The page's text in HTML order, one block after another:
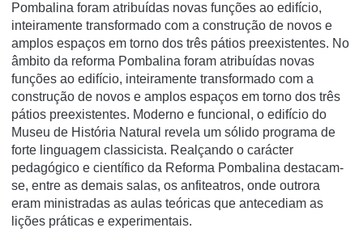
Pombalina foram atribuídas novas funções ao edifício,
inteiramente transformado com a construção de novos e
amplos espaços em torno dos três pátios preexistentes. No
âmbito da reforma Pombalina foram atribuídas novas
funções ao edifício, inteiramente transformado com a
construção de novos e amplos espaços em torno dos três
pátios preexistentes. Moderno e funcional, o edifício do
Museu de História Natural revela um sólido programa de
forte linguagem classicista. Realçando o carácter
pedagógico e científico da Reforma Pombalina destacam-
se, entre as demais salas, os anfiteatros, onde outrora
eram ministradas as aulas teóricas que antecediam as
lições práticas e experimentais.